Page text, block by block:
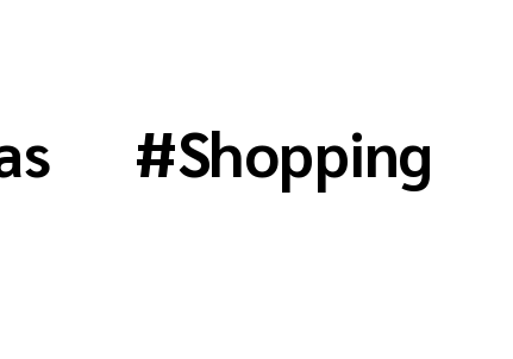
#Shopping